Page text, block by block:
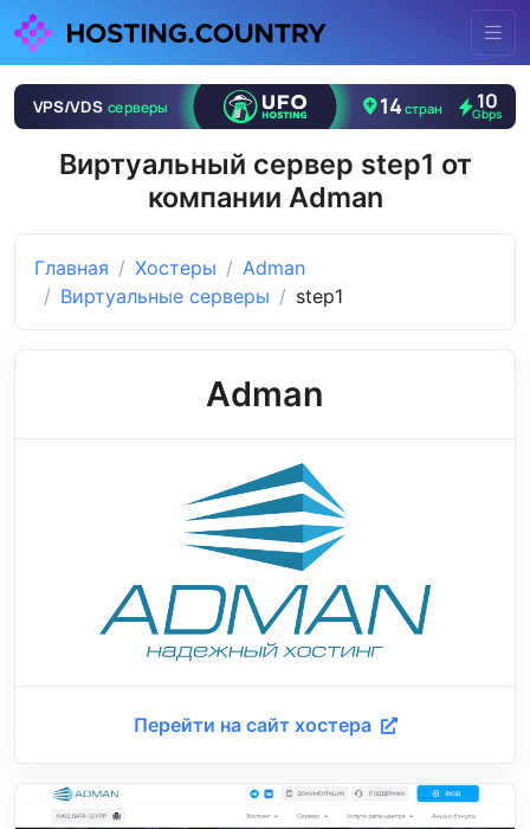
Виртуальный сервер step1 от
компании Adman
Главная Хостеры
Adman
Виртуальные серверы
step1
Adman
Перейти на сайт хостера